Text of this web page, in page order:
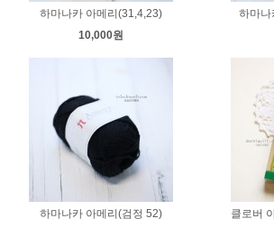
하마나카 아메리(31,4,23)
10,000원
하마나
하마나카 아메리(검정 52)
클로버